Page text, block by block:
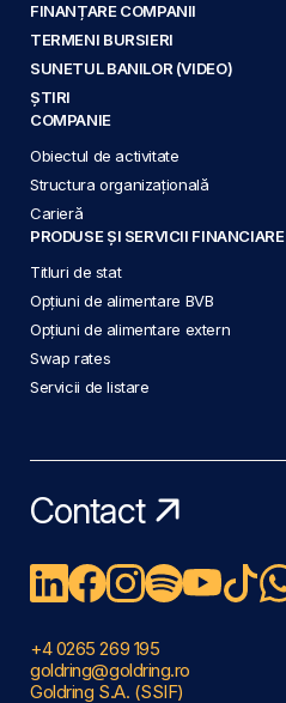
FINANȚARE COMPANII
TERMENI BURSIERI
SUNETUL BANILOR (VIDEO)
ȘTIRI
COMPANIE
Obiectul de activitate
Structura organizațională
Carieră
PRODUSE ȘI SERVICII FINANCIARE
Titluri de stat
Opțiuni de alimentare BVB
Opțiuni de alimentare extern
Swap rates
Servicii de listare
Contact
+4 0265 269 195
goldring@goldring.ro
Goldring S.A. (SSIF)